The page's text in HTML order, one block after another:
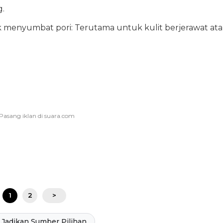
menyumbat pori: Terutama untuk kulit berjerawat
1 2 >